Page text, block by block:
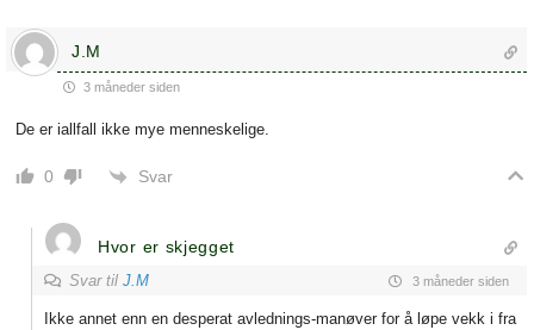
J.M
3 måneder siden
De er iallfall ikke mye menneskelige.
0 Svar
Hvor er skjegget
Svar til J.M 3 måneder siden
Ikke annet enn en desperat avlednings-manøver for å løpe vekk i fra